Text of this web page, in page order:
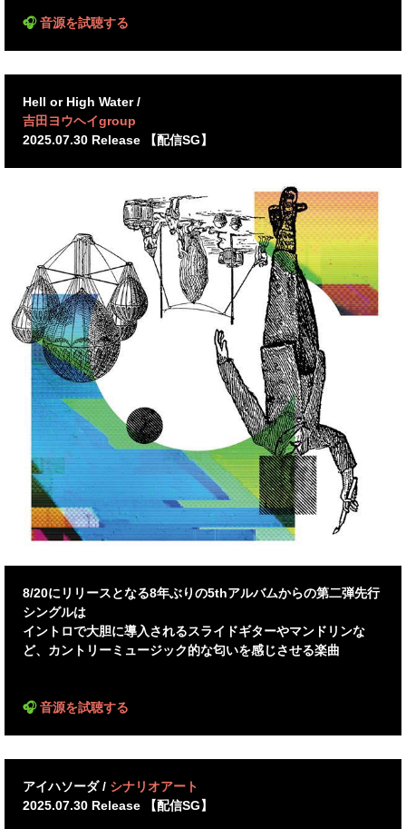
🎧音源を試聴する
Hell or High Water /
吉田ヨウヘイgroup
2025.07.30 Release 【配信SG】
8/20にリリースとなる8年ぶりの5thアルバムからの第二弾先行
シングルは
イントロで大胆に導入されるスライドギターやマンドリンな
ど、カントリーミュージック的な匂いを感じさせる楽曲
🎧音源を試聴する
アイハソーダ / シナリオアート
2025.07.30 Release 【配信SG】